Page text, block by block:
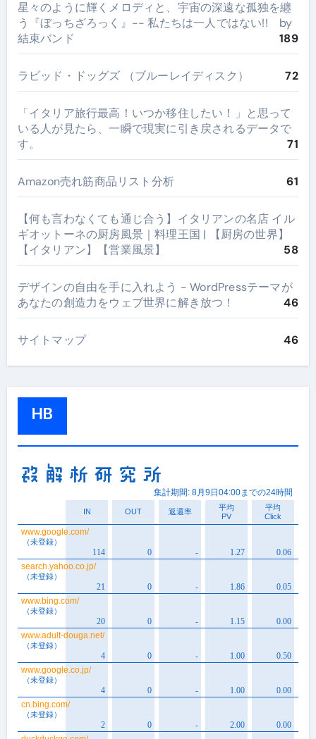
星々のように輝くメロディと、宇宙の深遠な孤独を纏
う『ぼっちざろっく』-- 私たちは一人ではない!! by
結束バンド
189
ラビッド・ドッグズ （ブルーレイディスク） 72
​「イタリア旅行最高！いつか移住したい！」と思って
いる人が見たら、一瞬で現実に引き戻されるデータで
す。
71
Amazon売れ筋商品リスト分析 61
【何も言わなくても通じ合う】イタリアンの名店 イル
ギオットーネの厨房風景｜料理王国 | 【厨房の世界】
【イタリアン】【営業風景】
58
デザインの自由を手に入れよう - WordPressテーマが
あなたの創造力をウェブ世界に解き放つ！
46
サイトマップ 46
HB